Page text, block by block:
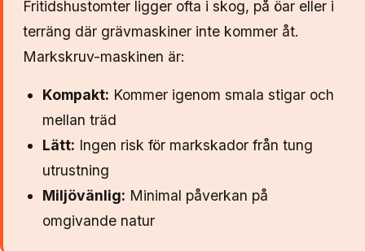
Fritidshustomter ligger ofta i skog, på öar eller i
terräng där grävmaskiner inte kommer åt.
Markskruv-maskinen är:
Kompakt: Kommer igenom smala stigar och
mellan träd
Lätt: Ingen risk för markskador från tung
utrustning
Miljövänlig: Minimal påverkan på
omgivande natur